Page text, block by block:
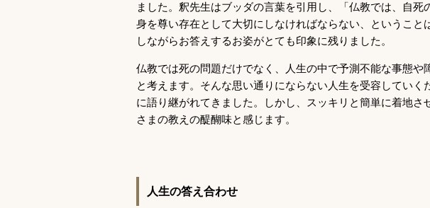
ました。釈先生はブッダの言葉を引用し、「仏教では、自死
身を尊い存在として大切にしなければならない、ということ
しながらお答えするお姿がとても印象に残りました。
仏教では死の問題だけでなく、人生の中で予測不能な事態や
と考えます。そんな思い通りにならない人生を受容していく
に語り継がれてきました。しかし、スッキリと簡単に着地さ
さまの教えの醍醐味と感じます。
人生の答え合わせ